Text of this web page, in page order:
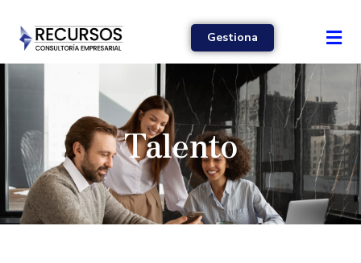
Gestiona
Talento